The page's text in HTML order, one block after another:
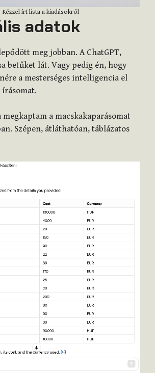
Kézzel írt lista a kiadásokról
adatok
meg jobban. A ChatGPT,
betűket lát. Vagy pedig én, hogy
a mesterséges intelligencia el
a macskakaparásomat
Szépen, átláthatóan, táblázatos